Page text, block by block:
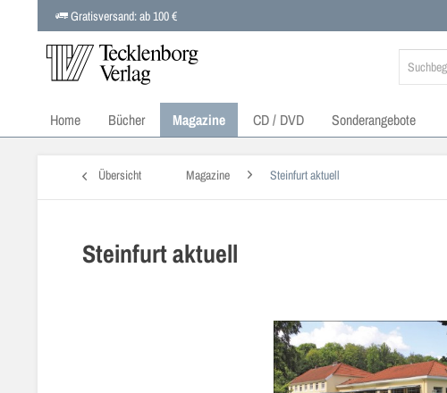
Gratisversand: ab 100 €
Home Bücher Magazine CD / DVD Sonderangebote
Übersicht Magazine Steinfurt aktuell
Steinfurt aktuell